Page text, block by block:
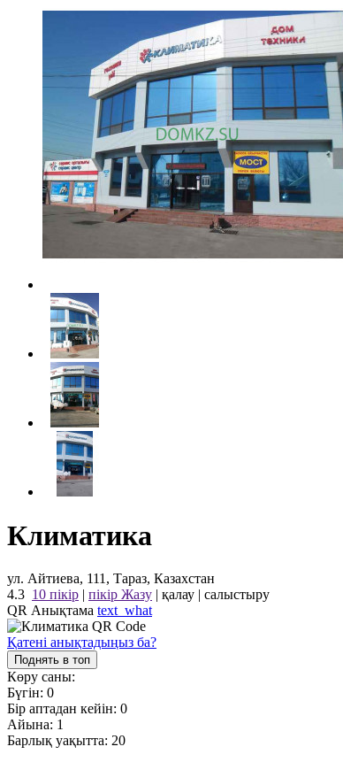
Климатика
ул. Айтиева, 111, Тараз, Казахстан
4.3 10 пікір | пікір Жазу | қалау | салыстыру
QR Анықтама text_what
Қатені анықтадыңыз ба?
Поднять в топ
Көру саны:
Бүгін: 0
Бір аптадан кейін: 0
Айына: 1
Барлық уақытта: 20